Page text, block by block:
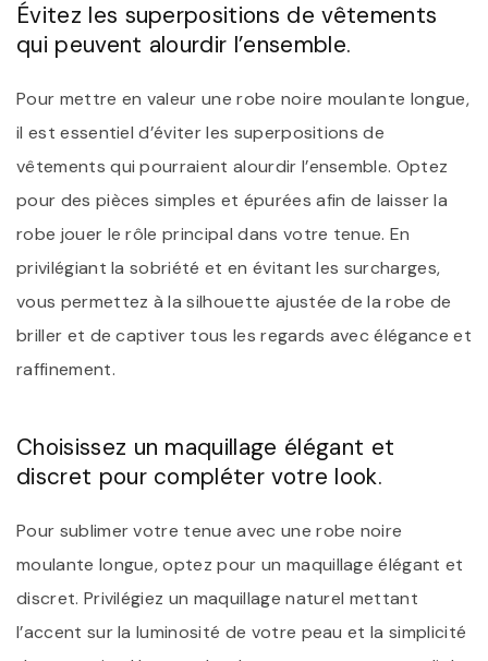
Évitez les superpositions de vêtements
qui peuvent alourdir l’ensemble.
Pour mettre en valeur une robe noire moulante longue,
il est essentiel d’éviter les superpositions de
vêtements qui pourraient alourdir l’ensemble. Optez
pour des pièces simples et épurées afin de laisser la
robe jouer le rôle principal dans votre tenue. En
privilégiant la sobriété et en évitant les surcharges,
vous permettez à la silhouette ajustée de la robe de
briller et de captiver tous les regards avec élégance et
raffinement.
Choisissez un maquillage élégant et
discret pour compléter votre look.
Pour sublimer votre tenue avec une robe noire
moulante longue, optez pour un maquillage élégant et
discret. Privilégiez un maquillage naturel mettant
l’accent sur la luminosité de votre peau et la simplicité